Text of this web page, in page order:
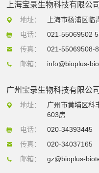
上海宝录生物科技有限公司
地址：
上海市杨浦区
电话：
021-55069502
传真：
021-55069508-
邮箱：
info@bioplus-
广州宝录生物科技有限公司
地址：
广州市黄埔区科
603房
电话：
020-34393445
传真：
020-34037165
邮箱：
gz@bioplus-